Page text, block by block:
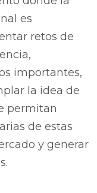
es
retos de
importantes,
la idea de
permitan
de estas
y generar